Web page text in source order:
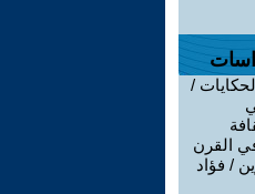
/
القرن
/ فؤاد